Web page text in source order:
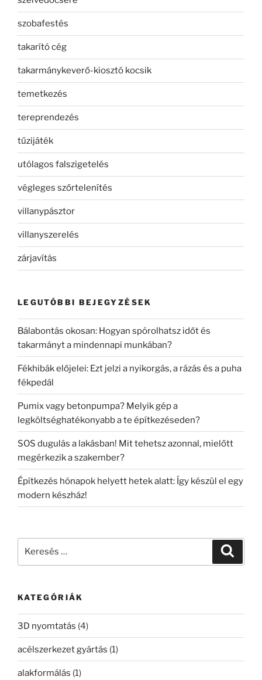
szobafestés
takarító cég
takarmánykeverő-kiosztó kocsik
temetkezés
tereprendezés
tűzijáték
utólagos falszigetelés
végleges szőrtelenítés
villanypásztor
villanyszerelés
zárjavítás
LEGUTÓBBI BEJEGYZÉSEK
Bálabontás okosan: Hogyan spórolhatsz időt és
takarmányt a mindennapi munkában?
Fékhibák előjelei: Ezt jelzi a nyikorgás, a rázás és a puha
fékpedál
Pumix vagy betonpumpa? Melyik gép a
legköltséghatékonyabb a te építkezéseden?
SOS dugulás a lakásban! Mit tehetsz azonnal, mielőtt
megérkezik a szakember?
Építkezés hónapok helyett hetek alatt: Így készül el egy
modern készház!
KATEGÓRIÁK
3D nyomtatás (4)
acélszerkezet gyártás (1)
alakformálás (1)